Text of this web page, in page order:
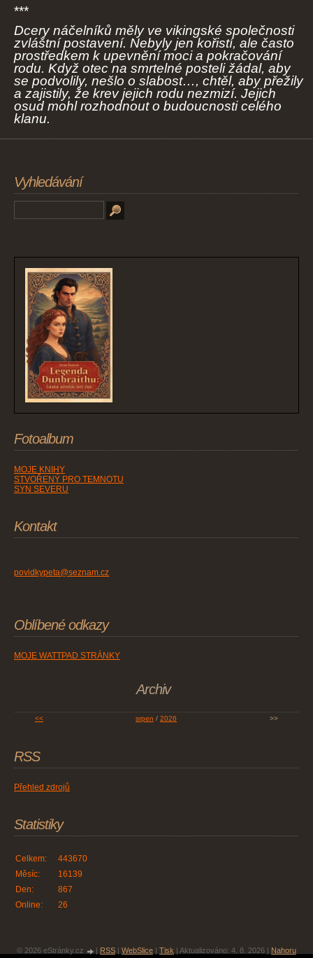
***
Dcery náčelníků měly ve vikingské společnosti
zvláštní postavení. Nebyly jen kořistí, ale často
prostředkem k upevnění moci a pokračování
rodu. Když otec na smrtelné posteli žádal, aby
se podvolily, nešlo o slabost…, chtěl, aby přežily
a zajistily, že krev jejich rodu nezmizí. Jejich
osud mohl rozhodnout o budoucnosti celého
klanu.
Vyhledávání
Fotoalbum
MOJE KNIHY
STVOŘENÝ PRO TEMNOTU
SYN SEVERU
Kontakt
povidkypeta@seznam.cz
Oblíbené odkazy
MOJE WATTPAD STRÁNKY
Archiv
<< srpen / 2026 >>
RSS
Přehled zdrojů
Statistiky
Online: 26
Celkem:
443670
Měsíc:
16139
Den:
867
© 2026 eStránky.cz RSS WebSlice Tisk Aktualizováno: 4. 8. 2026
Nahoru